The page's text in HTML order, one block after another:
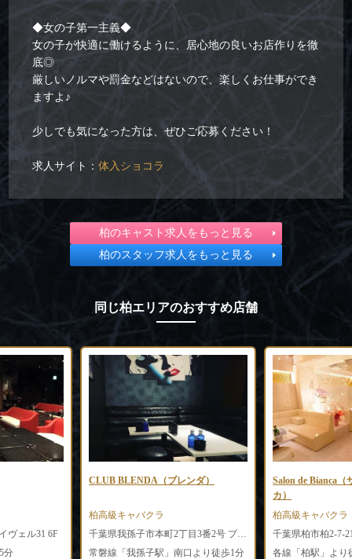
◆女の子第一主義◆
女の子が快適に働けるように、居心地の良いお店作りを徹
底◎
厳しいノルマや罰金などはないので、楽しくお仕事ができ
ますよ♪
少しでも気になった方は、ぜひご応募ください！
求人サイト：体入ショコラ
柏のキャスト求人をもっと見る
柏のスタッフ求人をもっと見る
同じ柏エリアのおすすめ店舗
ヴェル31 6F
分
CLUB BLENDA（ブレンダ）
柏高級キャバクラ
千葉県我孫子市本町2丁目3番2号 プラザビル3F
常磐線「我孫子駅」南口より徒歩1分
Salon de Bianca（
カ）
柏高級キャバクラ
各線「柏駅」より